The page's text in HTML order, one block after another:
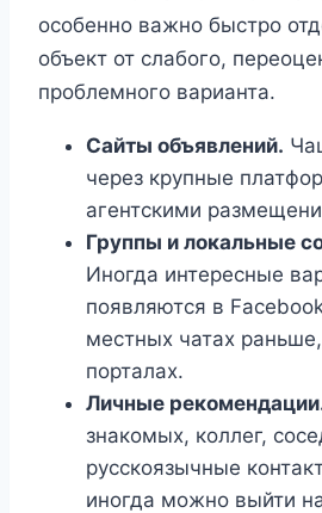
особенно важно быстро
объект от слабого,
проблемного варианта.
Сайты объявлений.
через крупные
агентскими
Группы и локальные
Иногда интересные
появляются в
местных чатах
порталах.
Личные
знакомых, коллег,
русскоязычные
иногда можно выйти